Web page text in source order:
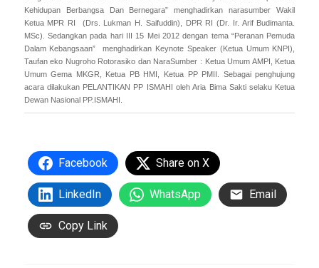
Kehidupan Berbangsa Dan Bernegara” menghadirkan narasumber Wakil
Ketua MPR RI (Drs. Lukman H. Saifuddin), DPR RI (Dr. Ir. Arif Budimanta.
MSc). Sedangkan pada hari III 15 Mei 2012 dengan tema “Peranan Pemuda
Dalam Kebangsaan” menghadirkan Keynote Speaker (Ketua Umum KNPI),
Taufan eko Nugroho Rotorasiko dan NaraSumber : Ketua Umum AMPI, Ketua
Umum Gema MKGR, Ketua PB HMI, Ketua PP PMII. Sebagai penghujung
acara dilakukan PELANTIKAN PP ISMAHI olehAria Bima Sakti selaku Ketua
Dewan Nasional PP.ISMAHI.
Facebook Share on X
LinkedIn WhatsApp Email
Copy Link